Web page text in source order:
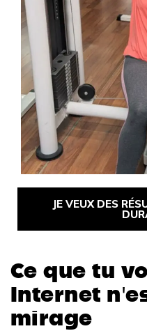
JE VEUX DES
Ce que tu
Internet
mirage